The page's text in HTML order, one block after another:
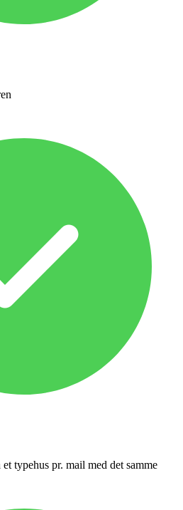
typehus pr. mail med det samme